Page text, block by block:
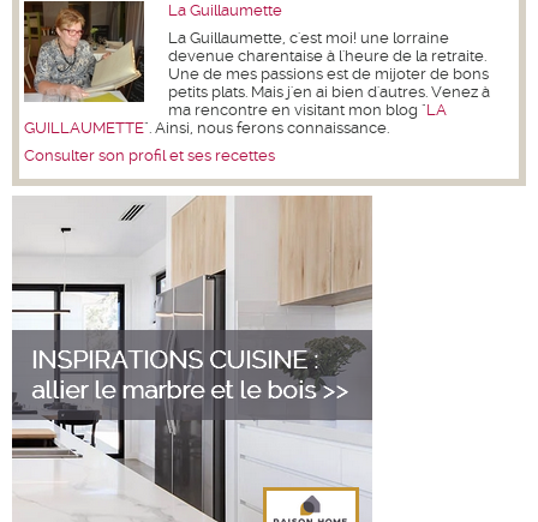
La Guillaumette
La Guillaumette, c'est moi! une lorraine
devenue charentaise à l'heure de la retraite.
Une de mes passions est de mijoter de bons
petits plats. Mais j'en ai bien d'autres. Venez à
ma rencontre en visitant mon blog "LA
GUILLAUMETTE". Ainsi, nous ferons connaissance.
Consulter son profil et ses recettes